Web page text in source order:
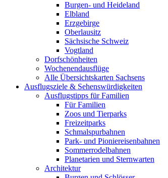
Burgen- und Heideland
Elbland
Erzgebirge
Oberlausitz
Sächsische Schweiz
Vogtland
Dorfschönheiten
Wochenendausflüge
Alle Übersichtskarten Sachsens
Ausflugsziele & Sehenswürdigkeiten
Ausflugstipps für Familien
Für Familien
Zoos und Tierparks
Freizeitparks
Schmalspurbahnen
Park- und Pioniereisenbahnen
Sommerrodelbahnen
Planetarien und Sternwarten
Architektur